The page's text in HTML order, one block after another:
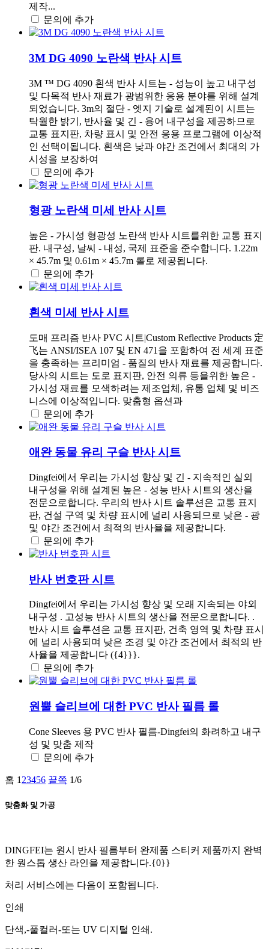
제작...
문의에 추가
3M DG 4090 노란색 반사 시트
3M ™ DG 4090 흰색 반사 시트는 - 성능이 높고 내구성
및 다목적 반사 재료가 광범위한 응용 분야를 위해 설계
되었습니다. 3m의 절단 - 엣지 기술로 설계된이 시트는
탁월한 밝기, 반사율 및 긴 - 용어 내구성을 제공하므로
교통 표지판, 차량 표시 및 안전 응용 프로그램에 이상적
인 선택이됩니다. 흰색은 낮과 야간 조건에서 최대의 가
시성을 보장하여
문의에 추가
형광 노란색 미세 반사 시트
높은 - 가시성 형광성 노란색 반사 시트를위한 교통 표지
판. 내구성, 날씨 - 내성, 국제 표준을 준수합니다. 1.22m
× 45.7m 및 0.61m × 45.7m 롤로 제공됩니다.
문의에 추가
흰색 미세 반사 시트
도매 프리즘 반사 PVC 시트|Custom Reflective Products 定
飞는 ANSI/ISEA 107 및 EN 471을 포함하여 전 세계 표준
을 충족하는 프리미엄 - 품질의 반사 재료를 제공합니다.
당사의 시트는 도로 표지판, 안전 의류 등을위한 높은 -
가시성 재료를 모색하려는 제조업체, 유통 업체 및 비즈
니스에 이상적입니다. 맞춤형 옵션과
문의에 추가
애완 동물 유리 구슬 반사 시트
Dingfei에서 우리는 가시성 향상 및 긴 - 지속적인 실외
내구성을 위해 설계된 높은 - 성능 반사 시트의 생산을
전문으로합니다. 우리의 반사 시트 솔루션은 교통 표지
판, 건설 구역 및 차량 표시에 널리 사용되므로 낮은 - 광
및 야간 조건에서 최적의 반사율을 제공합니다.
문의에 추가
반사 번호판 시트
Dingfei에서 우리는 가시성 향상 및 오래 지속되는 야외
내구성 . 고성능 반사 시트의 생산을 전문으로합니다. .
반사 시트 솔루션은 교통 표지판, 건축 영역 및 차량 표시
에 널리 사용되며 낮은 조경 및 야간 조건에서 최적의 반
사율을 제공합니다 ({4}}}.
문의에 추가
원뿔 슬리브에 대한 PVC 반사 필름 롤
Cone Sleeves 용 PVC 반사 필름-Dingfei의 화려하고 내구
성 및 맞춤 제작
문의에 추가
홈 1 23456 끝쪽 1/6
맞춤화 및 가공
DINGFEI는 원시 반사 필름부터 완제품 스티커 제품까지 완벽
한 원스톱 생산 라인을 제공합니다.{0}}
처리 서비스에는 다음이 포함됩니다.
인쇄
단색,-풀컬러-또는 UV 디지털 인쇄.